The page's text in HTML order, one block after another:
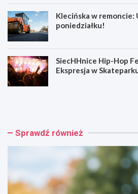
Klecińska w
poniedziałku!
SiecHHnice Hip-Hop
Ekspresja w
Z
r
a
T
a
p
Sprawdź również